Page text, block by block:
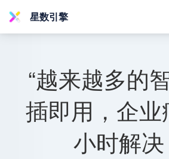
星数引擎
“越来越多的
插即用，企业
小时解决